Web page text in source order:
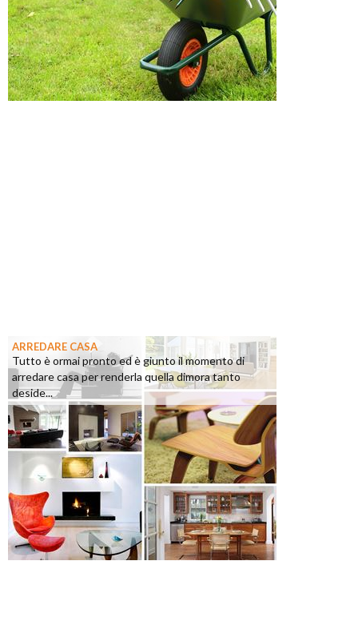
ARREDARE CASA
Tutto è ormai pronto ed è giunto il momento di
arredare casa per renderla quella dimora tanto
deside...